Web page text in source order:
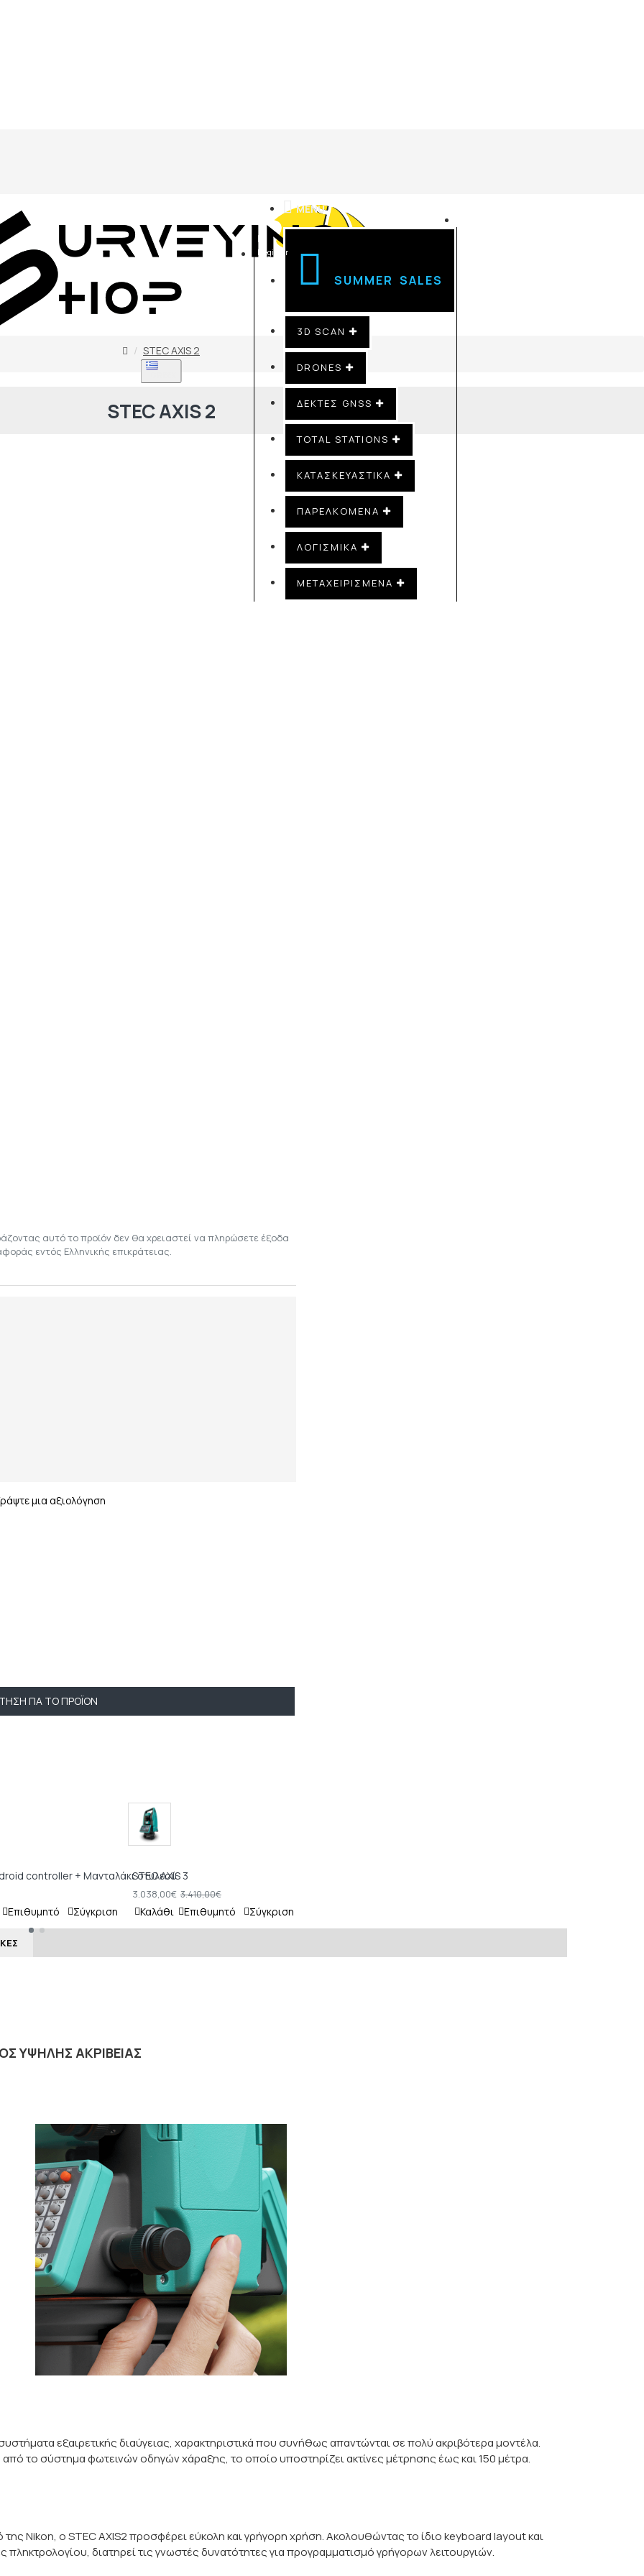
MENU
SUMMER SALES
3D SCAN
DRONES
ΔΕΚΤΕΣ GNSS
TOTAL STATIONS
ΚΑΤΑΣΚΕΥΑΣΤΙΚΑ
ΠΑΡΕΛΚΌΜΕΝΑ
ΛΟΓΙΣΜΙΚΆ
ΜΕΤΑΧΕΙΡΙΣΜΕΝΑ
Register
STEC AXIS 2
STEC AXIS 2
αυτό το προϊόν δεν θα χρειαστεί να πληρώσετε έξοδα
εντός Ελληνικής επικράτειας.
μια αξιολόγηση
ΓΙΑ ΤΟ ΠΡΟΪΌΝ
controller + Μανταλάκι στυλεού
Επιθυμητό Σύγκριση
STEC AXIS 3
3.038,00€ 3.410,00€
Καλάθι Επιθυμητό Σύγκριση
ΥΨΗΛΉΣ ΑΚΡΊΒΕΙΑΣ
εξαιρετικής διαύγειας, χαρακτηριστικά που συνήθως απαντώνται σε πολύ ακριβότερα μοντέλα.
από το σύστημα φωτεινών οδηγών χάραξης, το οποίο υποστηρίζει ακτίνες μέτρησης έως και 150 μέτρα.
Nikon, ο STEC AXIS2 προσφέρει εύκολη και γρήγορη χρήση. Ακολουθώντας το ίδιο keyboard layout και
πληκτρολογίου, διατηρεί τις γνωστές δυνατότητες για προγραμματισμό γρήγορων λειτουργιών.